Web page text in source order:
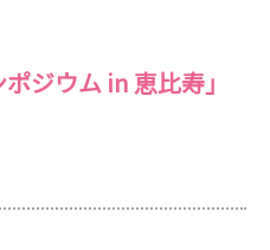
ジウム in 恵比寿」